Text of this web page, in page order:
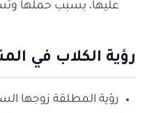
عليها، بسبب حملها
رؤية الكلاب في
رؤية المطلقة زوجها